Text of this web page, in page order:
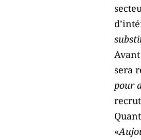
sera
pour
«